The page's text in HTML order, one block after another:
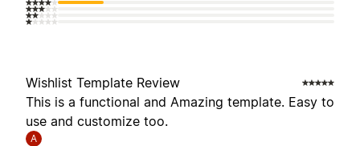
Wishlist Template Review
This is a functional and Amazing template. Easy to
use and customize too.
A